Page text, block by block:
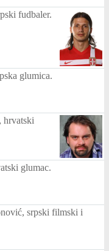
fudbaler.
glumica.
hrvatski
glumac.
srpski filmski i